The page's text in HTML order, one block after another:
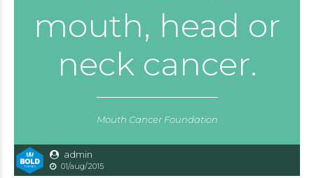
mouth, head or
neck cancer.
Mouth Cancer Foundation
admin
01/aug/2015